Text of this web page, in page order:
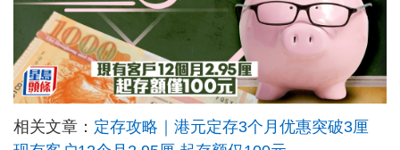
相关文章： 定存攻略｜港元定存3个月优惠突破3厘